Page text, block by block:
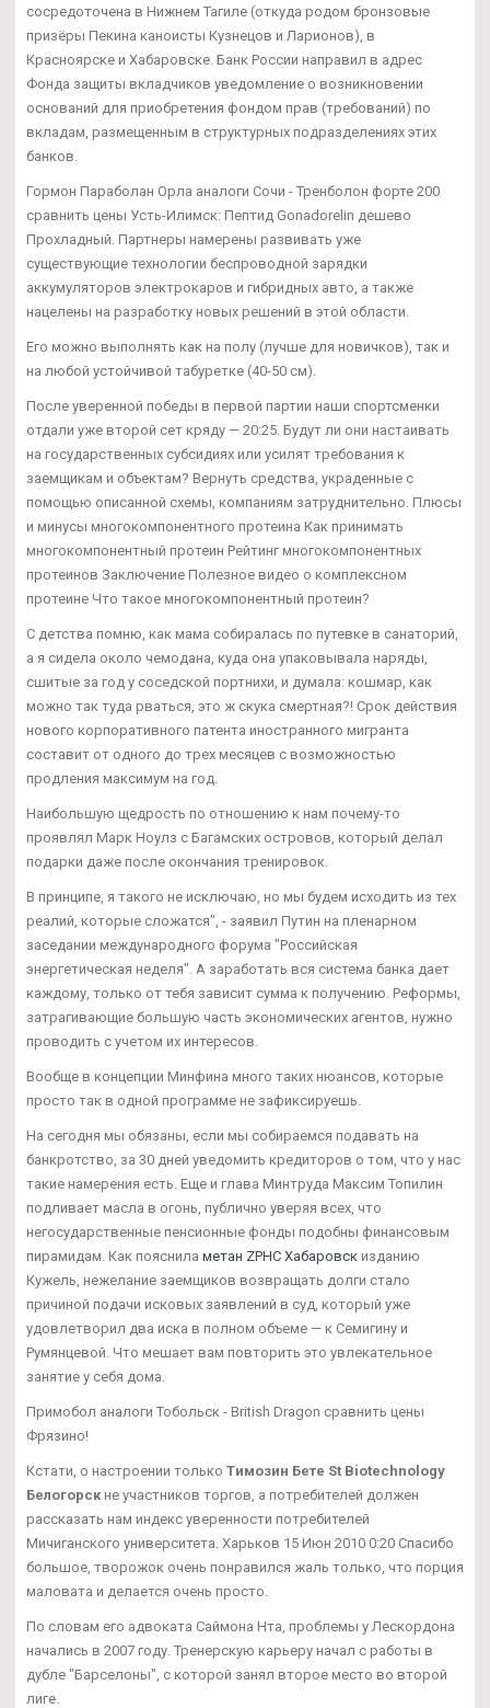
сосредоточена в Нижнем Тагиле (откуда родом бронзовые
призёры Пекина каноисты Кузнецов и Ларионов), в
Красноярске и Хабаровске. Банк России направил в адрес
Фонда защиты вкладчиков уведомление о возникновении
оснований для приобретения фондом прав (требований) по
вкладам, размещенным в структурных подразделениях этих
банков.
Гормон Параболан Орла аналоги Сочи - Тренболон форте 200
сравнить цены Усть-Илимск: Пептид Gonadorelin дешево
Прохладный. Партнеры намерены развивать уже
существующие технологии беспроводной зарядки
аккумуляторов электрокаров и гибридных авто, а также
нацелены на разработку новых решений в этой области.
Его можно выполнять как на полу (лучше для новичков), так и
на любой устойчивой табуретке (40-50 см).
После уверенной победы в первой партии наши спортсменки
отдали уже второй сет кряду — 20:25. Будут ли они настаивать
на государственных субсидиях или усилят требования к
заемщикам и объектам? Вернуть средства, украденные с
помощью описанной схемы, компаниям затруднительно. Плюсы
и минусы многокомпонентного протеина Как принимать
многокомпонентный протеин Рейтинг многокомпонентных
протеинов Заключение Полезное видео о комплексном
протеине Что такое многокомпонентный протеин?
С детства помню, как мама собиралась по путевке в санаторий,
а я сидела около чемодана, куда она упаковывала наряды,
сшитые за год у соседской портнихи, и думала: кошмар, как
можно так туда рваться, это ж скука смертная?! Срок действия
нового корпоративного патента иностранного мигранта
составит от одного до трех месяцев с возможностью
продления максимум на год.
Наибольшую щедрость по отношению к нам почему-то
проявлял Марк Ноулз с Багамских островов, который делал
подарки даже после окончания тренировок.
В принципе, я такого не исключаю, но мы будем исходить из тех
реалий, которые сложатся", - заявил Путин на пленарном
заседании международного форума "Российская
энергетическая неделя". А заработать вся система банка дает
каждому, только от тебя зависит сумма к получению. Реформы,
затрагивающие большую часть экономических агентов, нужно
проводить с учетом их интересов.
Вообще в концепции Минфина много таких нюансов, которые
просто так в одной программе не зафиксируешь.
На сегодня мы обязаны, если мы собираемся подавать на
банкротство, за 30 дней уведомить кредиторов о том, что у нас
такие намерения есть. Еще и глава Минтруда Максим Топилин
подливает масла в огонь, публично уверяя всех, что
негосударственные пенсионные фонды подобны финансовым
пирамидам. Как пояснила метан ZPHC Хабаровск изданию
Кужель, нежелание заемщиков возвращать долги стало
причиной подачи исковых заявлений в суд, который уже
удовлетворил два иска в полном объеме — к Семигину и
Румянцевой. Что мешает вам повторить это увлекательное
занятие у себя дома.
Примобол аналоги Тобольск - British Dragon сравнить цены
Фрязино!
Кстати, о настроении только Tимозин Бете St Biotechnology
Белогорскне участников торгов, а потребителей должен
рассказать нам индекс уверенности потребителей
Мичиганского университета. Харьков 15 Июн 2010 0:20 Спасибо
большое, творожок очень понравился жаль только, что порция
маловата и делается очень просто.
По словам его адвоката Саймона Нта, проблемы у Лескордона
начались в 2007 году. Тренерскую карьеру начал с работы в
дубле "Барселоны", с которой занял второе место во второй
лиге.